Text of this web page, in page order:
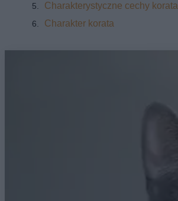
Charakterystyczne cechy korata
Charakter korata